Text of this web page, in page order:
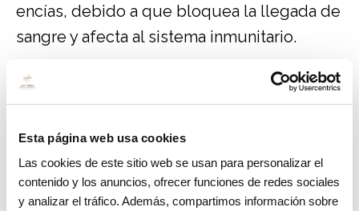
Esta página web usa cookies
Las cookies de este sitio web se usan para personalizar el
contenido y los anuncios, ofrecer funciones de redes sociales
y analizar el tráfico. Además, compartimos información sobre
encías, debido a que bloquea la llegada de
sangre y afecta al sistema inmunitario.
–Traumatismos en la boca
, por golpe o
traumatismo en la boca a causa de un
accidente puede provocar la pérdida de
tejido periodontal.
– Enfermedad periodontal, es una